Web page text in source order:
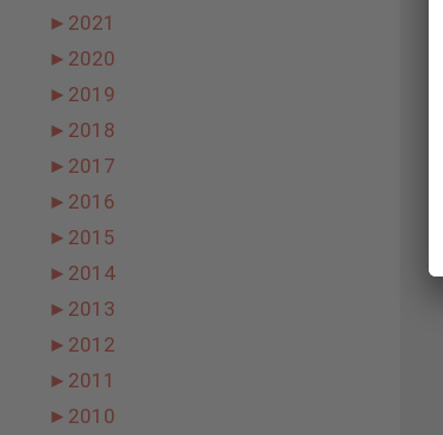
► 2021
► 2020
► 2019
► 2018
► 2017
► 2016
► 2015
► 2014
► 2013
► 2012
► 2011
► 2010